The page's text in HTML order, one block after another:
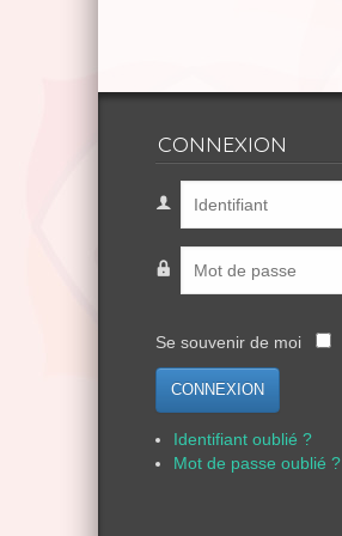
CONNEXION
Se souvenir de moi
CONNEXION
Identifiant oublié ?
Mot de passe oublié ?